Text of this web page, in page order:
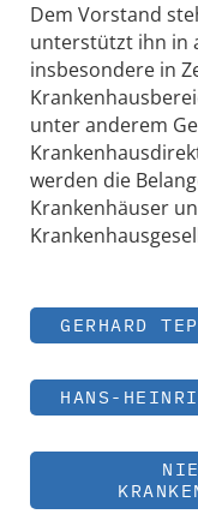
Dem Vorstand
unterstützt ihn in
insbesondere in
unter anderem
werden die
Krankenhäuser
GERHARD
HANS-